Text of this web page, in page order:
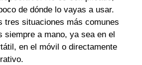
de dónde lo vayas a usar.
tres situaciones más comunes
siempre a mano, ya sea en el
en el móvil o directamente